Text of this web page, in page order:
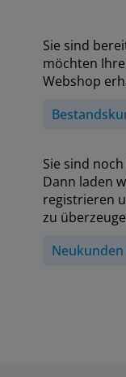
Sie sind
möchten
Webshop
Sie sind
Dann laden
registrieren
zu